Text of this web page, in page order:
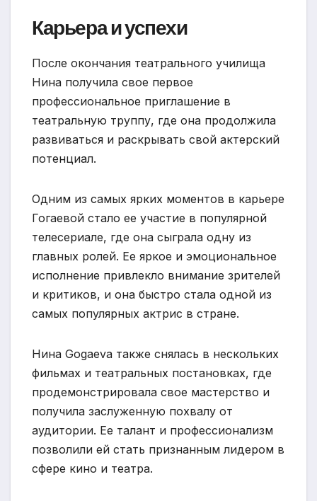
Карьера и успехи
После окончания театрального училища
Нина получила свое первое
профессиональное приглашение в
театральную труппу, где она продолжила
развиваться и раскрывать свой актерский
потенциал.
Одним из самых ярких моментов в карьере
Гогаевой стало ее участие в популярной
телесериале, где она сыграла одну из
главных ролей. Ее яркое и эмоциональное
исполнение привлекло внимание зрителей
и критиков, и она быстро стала одной из
самых популярных актрис в стране.
Нина Gogaeva также снялась в нескольких
фильмах и театральных постановках, где
продемонстрировала свое мастерство и
получила заслуженную похвалу от
аудитории. Ее талант и профессионализм
позволили ей стать признанным лидером в
сфере кино и театра.